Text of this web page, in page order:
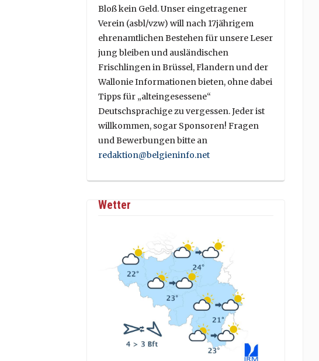
Bloß kein Geld. Unser eingetragener
Verein (asbl/vzw) will nach 17jährigem
ehrenamtlichen Bestehen für unsere Leser
jung bleiben und ausländischen
Frischlingen in Brüssel, Flandern und der
Wallonie Informationen bieten, ohne dabei
Tipps für „alteingesessene“
Deutschsprachige zu vergessen. Jeder ist
willkommen, sogar Sponsoren! Fragen
und Bewerbungen bitte an
redaktion@belgieninfo.net
Wetter